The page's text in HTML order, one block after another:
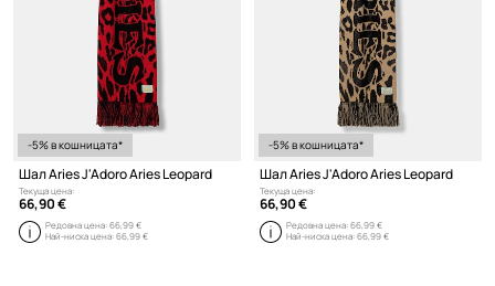
-5% в кошницата*
Шал Aries J'Adoro Aries Leopard
Текуща цена:
66,90 €
Редовна цена:66,99 €
Най-ниска цена:66,99 €
-5% в кошницата*
Шал Aries J'Adoro Aries Leopard
Текуща цена:
66,90 €
Редовна цена:66,99 €
Най-ниска цена:66,99 €